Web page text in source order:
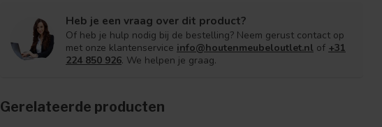
Heb je een vraag over dit product?
Of heb je hulp nodig bij de bestelling? Neem gerust contact op
met onze klantenservice info@houtenmeubeloutlet.nl of +31
224 850 926. We helpen je graag.
Gerelateerde producten